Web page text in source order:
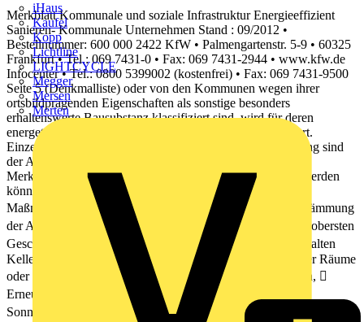
iHaus
Kaufel
Kopp
Lichtline
LIGHTCYCLE
Megger
Mersen
Merten
Merkblatt Kommunale und soziale Infrastruktur Energieeffizient
Sanieren- Kommunale Unternehmen Stand : 09/2012 •
Bestellnummer: 600 000 2422 KfW • Palmengartenstr. 5-9 • 60325
Frankfurt • Tel.: 069 7431-0 • Fax: 069 7431-2944 • www.kfw.de
Infocenter • Tel.: 0800 5399002 (kostenfrei) • Fax: 069 7431-9500
Seite 5 (Denkmalliste) oder von den Kommunen wegen ihrer
ortsbildprägenden Eigenschaften als sonstige besonders
erhaltenswerte Bausubstanz klassifiziert sind, wird für deren
energetische Sanierung eine gesonderte Förderung gewährt.
Einzelheiten zu den Anforderungen an eine solche Sanierung sind
der Anlage "Technische Mindestanforderungen" zu diesem
Merkblatt zu entnehmen. F. Einzelmaßnahmen Gefördert werden
können vom Sachverständigen empfohlene energetische
Maßnahmen gemäß nachstehender Aufzählung:  Wärmedämmung
der Außenwände,  Wärmedämmung des Daches oder der obersten
Geschossdecke,  Wärmedämmung der Kellerdecke zum kalten
Keller, von erdberührten Wand- und Bodenflächen beheizter Räume
oder Wänden zwischen beheizten und unbeheizten Räumen, 
Erneuerung der Fenster/Eingangstüren, 
Sonnenschutzeinrichtungen,  Maßnahmen Lüftungsanlagen, 